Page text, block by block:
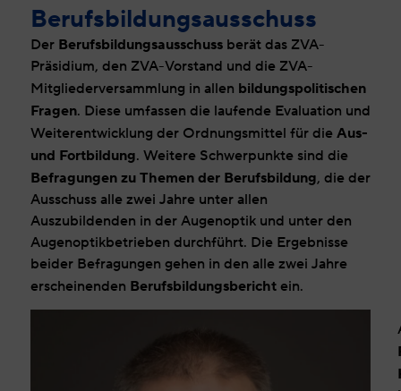
Berufsbildungsausschuss
Der Berufsbildungsausschussberät das ZVA-
Präsidium, den ZVA-Vorstand und die ZVA-
Mitgliederversammlung in allen bildungspolitischen
Fragen. Diese umfassen die laufende Evaluation und
Weiterentwicklung der Ordnungsmittel für die Aus-
und Fortbildung. Weitere Schwerpunkte sind die
Befragungen zu Themen der Berufsbildung, die der
Ausschuss alle zwei Jahre unter allen
Auszubildenden in der Augenoptik und unter den
Augenoptikbetrieben durchführt. Die Ergebnisse
beider Befragungen gehen in den alle zwei Jahre
erscheinenden Berufsbildungsberichtein.